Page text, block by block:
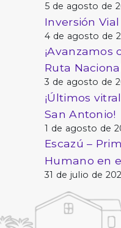
5 de agosto de
Inversión
4 de agosto de
¡Avanzamos
Ruta
3 de agosto de
¡Últimos
San Antonio!
1 de agosto de
Escazú –
Humano en
31 de julio de